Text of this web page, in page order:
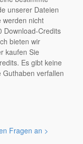
unserer Dateien
werden nicht
Download-Credits
bieten wir
kaufen Sie
Es gibt keine
Guthaben verfallen
Fragen an >